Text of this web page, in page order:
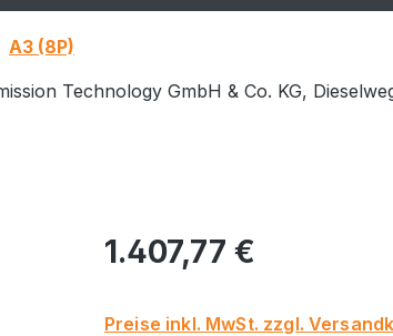
A3 (8P)
Technology GmbH & Co. KG,
Regulärer Preis:
1.407,77 €
Preise inkl. MwSt. zzgl.